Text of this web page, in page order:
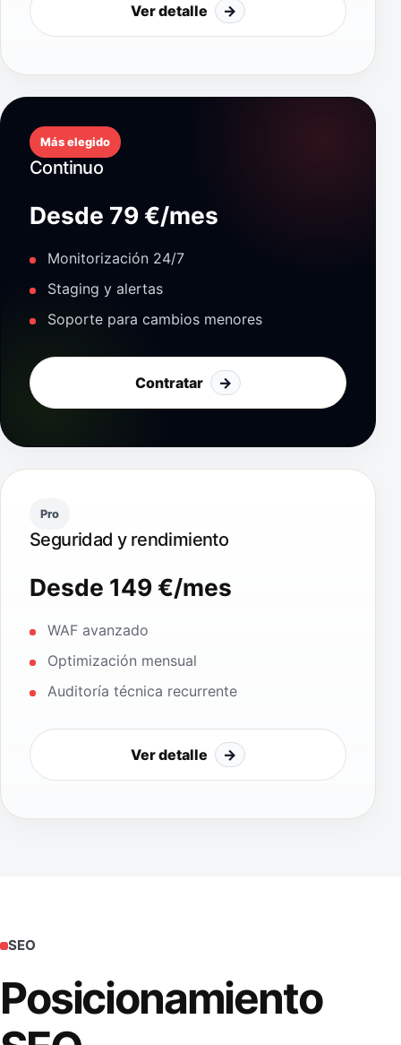
Ver detalle →
Más elegido
Continuo
Desde 79 €/mes
Monitorización 24/7
Staging y alertas
Soporte para cambios menores
Contratar →
Pro
Seguridad y rendimiento
Desde 149 €/mes
WAF avanzado
Optimización mensual
Auditoría técnica recurrente
Ver detalle →
SEO
Posicionamiento